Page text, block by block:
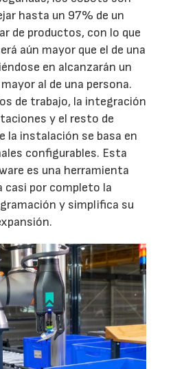
hasta un 97% de un
de productos, con lo que
aún mayor que el de una
en alcanzarán un
al de una persona.
de trabajo, la integración
y el resto de
la instalación se basa en
configurables. Esta
es una herramienta
casi por completo la
y simplifica su